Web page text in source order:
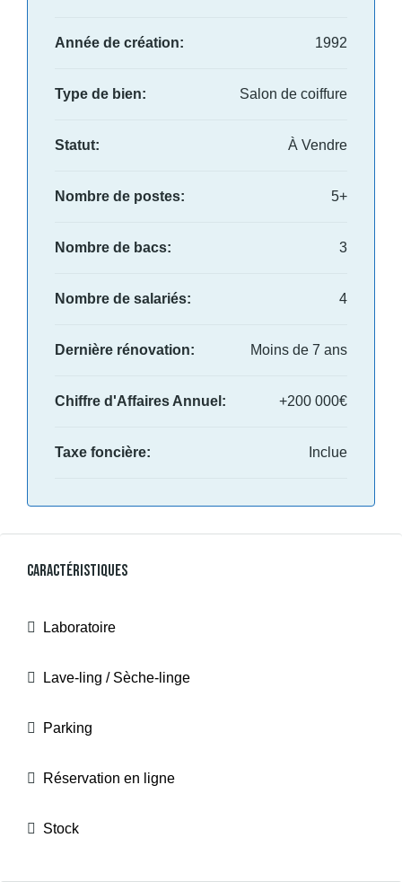
Année de création: 1992
Type de bien: Salon de coiffure
Statut: À Vendre
Nombre de postes: 5+
Nombre de bacs: 3
Nombre de salariés: 4
Dernière rénovation: Moins de 7 ans
Chiffre d'Affaires Annuel: +200 000€
Taxe foncière: Inclue
Caractéristiques
Laboratoire
Lave-ling / Sèche-linge
Parking
Réservation en ligne
Stock